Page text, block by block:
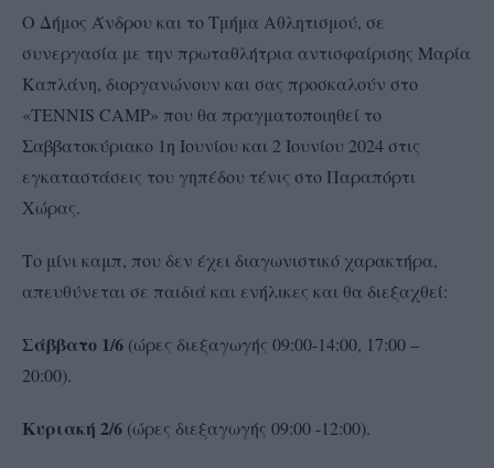
Ο Δήμος Άνδρου και το Τμήμα Αθλητισμού, σε
συνεργασία με την πρωταθλήτρια αντισφαίρισης Μαρία
Καπλάνη, διοργανώνουν και σας προσκαλούν στο
«ΤΕΝΝΙS CAMP» που θα πραγματοποιηθεί το
Σαββατοκύριακο 1η Ιουνίου και 2 Ιουνίου 2024 στις
εγκαταστάσεις του γηπέδου τένις στο Παραπόρτι
Χώρας.
Το μίνι καμπ, που δεν έχει διαγωνιστικό χαρακτήρα,
απευθύνεται σε παιδιά και ενήλικες και θα διεξαχθεί:
Σάββατο 1/6 (ώρες διεξαγωγής 09:00-14:00, 17:00 –
20:00).
Κυριακή 2/6 (ώρες διεξαγωγής 09:00 -12:00).